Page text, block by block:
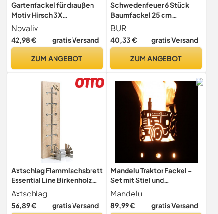
Gartenfackel für draußen
Motiv Hirsch 3X
Brennelemente -
Holzspäne mit Wachs -
Schwedenfackel
Flammschalen
Gartenleuchte
Novaliv
42,98 € gratis Versand
ZUM ANGEBOT
Schwedenfeuer 6 Stück
Baumfackel 25 cm
Gartenfackel Naturholz
Lagerfeuer
BURI
40,33 € gratis Versand
ZUM ANGEBOT
Axtschlag Flammlachsbrett
Essential Line Birkenholz
extrastark, 4-Fach
verstellbare Halterung aus
Edelstahl für Feuerschale,
Axtschlag
56,89 € gratis Versand
Mandelu Traktor Fackel -
Set mit Stiel und
Brennmitteln
Mandelu
89,99 € gratis Versand